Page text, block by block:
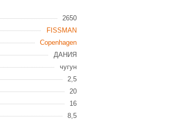
2650
FISSMAN
Copenhagen
ДАНИЯ
чугун
2,5
20
16
8,5